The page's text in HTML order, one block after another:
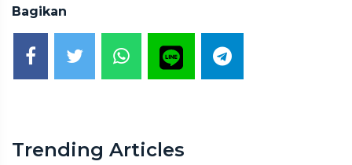
Bagikan
Trending Articles